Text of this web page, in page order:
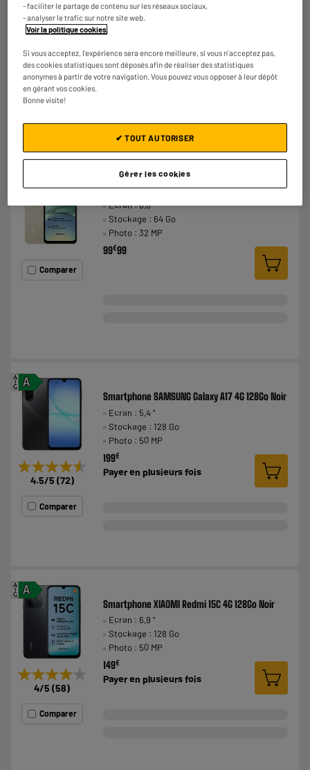
Comparer
Smartphone XIAOMI Redmi A5 64Go Or
Ecran : 6,8 "
Stockage : 64 Go
Photo : 32 MP
99€99
A
A
G
★★★★★
★★★★★
4.5/5 (72)
Comparer
Smartphone SAMSUNG Galaxy A17 4G 128Go Noir
Ecran : 5,4 "
Stockage : 128 Go
Photo : 50 MP
199€
Payer en plusieurs fois
A
A
G
★★★★★
★★★★★
4/5 (58)
Comparer
Smartphone XIAOMI Redmi 15C 4G 128Go Noir
Ecran : 6,9 "
Stockage : 128 Go
Photo : 50 MP
149€
Payer en plusieurs fois
- faciliter le partage de contenu sur les réseaux sociaux,
- analyser le trafic sur notre site web.
Voir la politique cookies.
Si vous acceptez, l'expérience sera encore meilleure, si vous n'acceptez pas,
des cookies statistiques sont déposés afin de réaliser des statistiques
anonymes à partir de votre navigation. Vous pouvez vous opposer à leur dépôt
en gérant vos cookies.
Bonne visite!
Gérer les cookies
✔ TOUT AUTORISER